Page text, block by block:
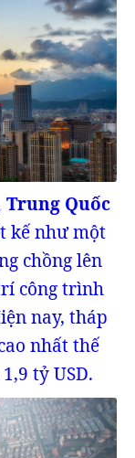
Trung Quốc
kế như một
chồng lên
công trình
nay, tháp
nhất thế
tỷ USD.